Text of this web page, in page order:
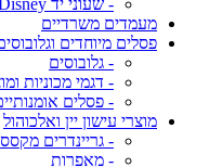
- שעוני יד Disney
מעמדים משרדיים
פסלים מיוחדים
- גלובוסים
- דגמי מכוניות
- פסלים
מוצרי עישון יין ואלכוהול
- גריינדרים
- מאפרות